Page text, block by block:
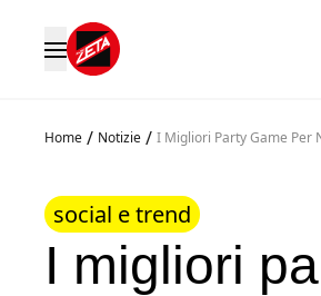
Home / Notizie / I Migliori Party Game Per
social e trend
I migliori